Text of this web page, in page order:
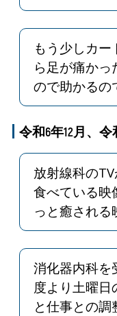
また、
複数の
の際に
べての
回答
近年エ
事故が
転倒・
ること
てエス
えする
協力の
す。受
よう指
もう少しカ
ら足が痛か
ので助かるの
回答
ご意見
は入退
したた
椅子や
と思い
あるた
員にお
力をお
令和6年12月、令
放射線科の
食べている映
っと癒される
回答
ご意見
大変不
ありま
ちにさ
等の映
消化器内科を
度より土曜日
と仕事との調